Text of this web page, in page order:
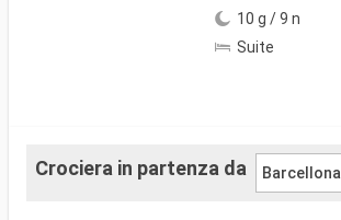
10 g / 9 n
Suite
Crociera in partenza da Barcellona